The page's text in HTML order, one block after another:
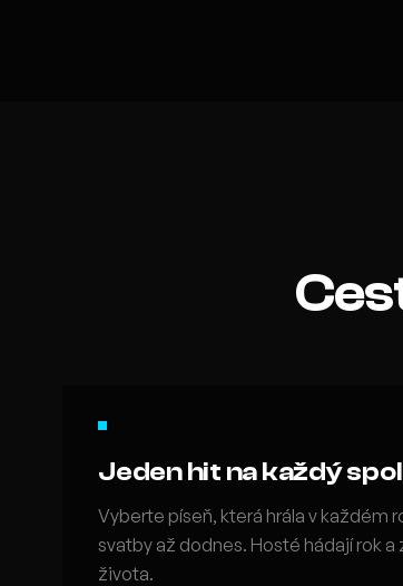
Jeden hit na každý
Vyberte píseň, která hrála v každém
svatby až dodnes. Hosté hádají rok
života.